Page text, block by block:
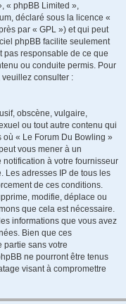
« phpBB Limited »,
déclaré sous la licence «
par « GPL ») et qui peut
phpBB facilite seulement
pas responsable de ce que
ou conduite permis. Pour
consulter :
obscène, vulgaire,
ou tout autre contenu qui
où « Le Forum Du Bowling »
vous mener à un
à votre fournisseur
Les adresses IP de tous les
de ces conditions.
modifie, déplace ou
que cela est nécessaire.
informations que vous avez
Bien que ces
partie sans votre
ne pourront être tenus
visant à compromettre